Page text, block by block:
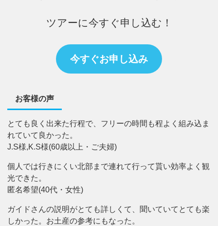
ツアーに今すぐ申し込む！
今すぐお申し込み
お客様の声
とても良く出来た行程で、フリーの時間も程よく組み込ま
れていて良かった。
J.S様,K.S様(60歳以上・ご夫婦)
個人では行きにくい北部まで連れて行って貰い効率よく観
光できた。
匿名希望(40代・女性)
ガイドさんの説明がとても詳しくて、聞いていてとても楽
しかった。お土産の参考にもなった。